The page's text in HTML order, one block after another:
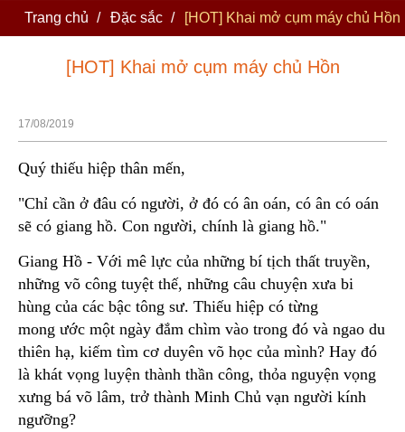
Trang chủ / Đặc sắc / [HOT] Khai mở cụm máy chủ Hồn
[HOT] Khai mở cụm máy chủ Hồn
17/08/2019
Quý thiếu hiệp thân mến,
"Chỉ cần ở đâu có người, ở đó có ân oán, có ân có oán
sẽ có giang hồ. Con người, chính là giang hồ."
Giang Hồ - Với mê lực của những bí tịch thất truyền,
những võ công tuyệt thế, những câu chuyện xưa bi
hùng của các bậc tông sư. Thiếu hiệp có từng
mong ước một ngày đắm chìm vào trong đó và ngao du
thiên hạ, kiếm tìm cơ duyên võ học của mình? Hay đó
là khát vọng luyện thành thần công, thỏa nguyện vọng
xưng bá võ lâm, trở thành Minh Chủ vạn người kính
ngưỡng?